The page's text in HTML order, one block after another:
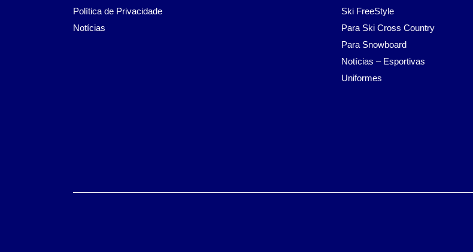
Política de Privacidade
Notícias
Ski FreeStyle
Para Ski Cross Country
Para Snowboard
Notícias – Esportivas
Uniformes